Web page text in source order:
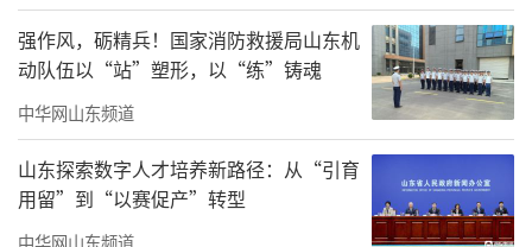
读写相长、境界日新”的局面。在写作中读
书，知识被激活、被整合、被内化，最终
从“别人的书”经过加工变成“自己的血”，
写作与认知同步提升，输入与输出相互推进，
这就是我现在的读书生活。
读书是输入，写作是输出。最高效的读
强作风，砺精兵！国家消防救援局山东机
动队伍以“站”塑形，以“练”铸魂
中华网山东频道
山东探索数字人才培养新路径：从“引育
用留”到“以赛促产”转型
中华网山东频道